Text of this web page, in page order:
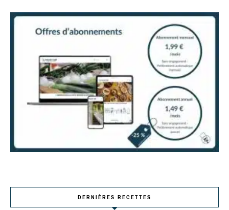
DERNIÈRES RECETTES